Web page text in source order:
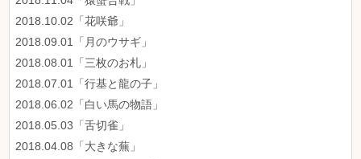
2018.10.02「花咲爺」
2018.09.01「月のウサギ」
2018.08.01「三枚のお札」
2018.07.01「行基と龍の子」
2018.06.02「白い馬の物語」
2018.05.03「舌切雀」
2018.04.08「大きな蕪」